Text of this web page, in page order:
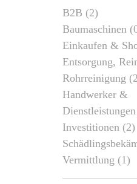
B2B (2)
Baumaschinen
Einkaufen &
Entsorgung,
Rohrreinigung
Handwerker &
Dienstleistungen
Investitionen (2)
Vermittlung (1)